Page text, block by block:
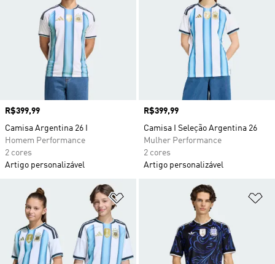
Preço
R$399,99
Camisa Argentina 26 I
Homem Performance
2 cores
Artigo personalizável
Preço
R$399,99
Camisa I Seleção Argentina 26
Mulher Performance
2 cores
Artigo personalizável
Adicionar à Lista de Desejos